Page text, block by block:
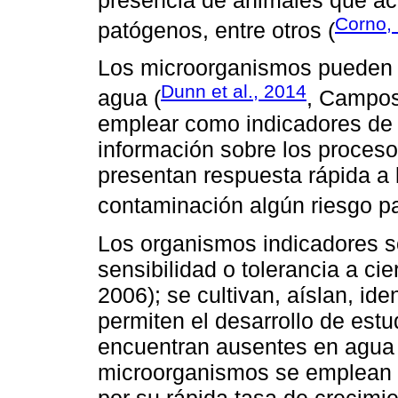
patógenos, entre otros (Corno,
Los microorganismos
agua (Dunn et al., 2014,
emplear como indicadores
información sobre los
presentan respuesta rápida
contaminación algún riesgo
Los organismos indicadores
sensibilidad o tolerancia a
2006); se cultivan, aíslan,
permiten el desarrollo de
encuentran ausentes en
microorganismos se